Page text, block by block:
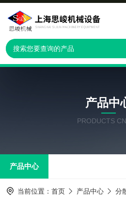
产品中
PRODUCTS
产品中心
当前位置： 首页 产品中心 分